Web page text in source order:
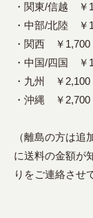
・関東/信越 ￥
・中部/北陸 ￥
・関西 ￥1,700
・中国/四国 ￥
・九州 ￥2,100
・沖縄 ￥2,700
（離島の方は
に送料の金額が
りをご連絡させ